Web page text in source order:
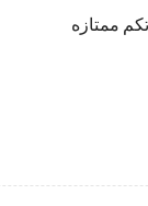
ممتازه